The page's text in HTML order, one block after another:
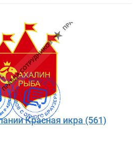
Красная икра (561)